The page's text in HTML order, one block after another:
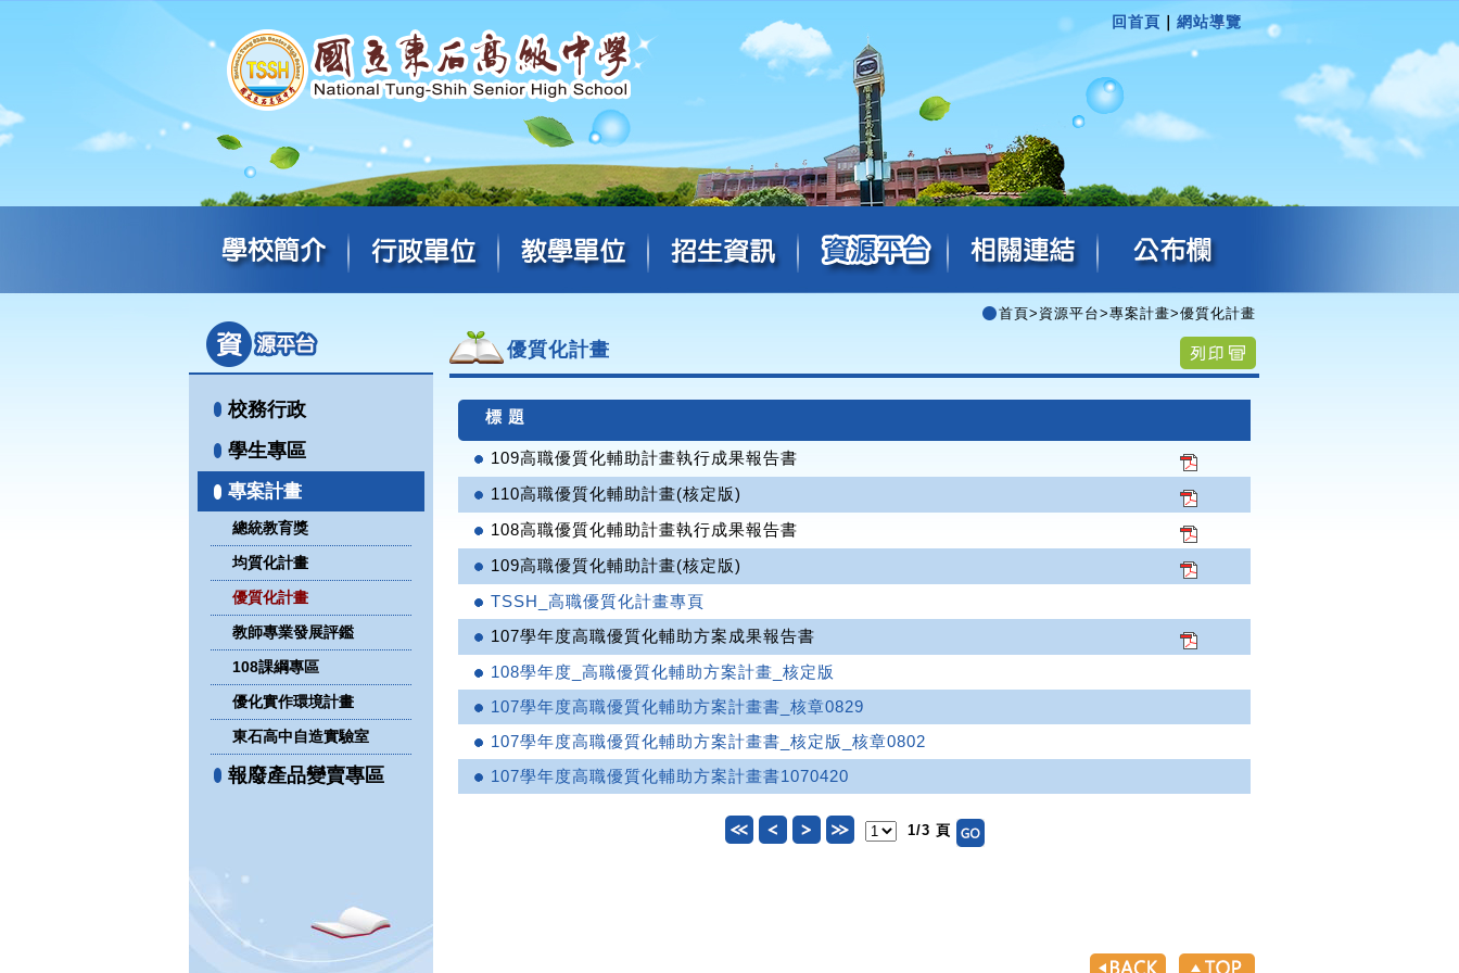
回首頁 網站導覽
校務行政
學生專區
專案計畫
總統教育獎
均質化計畫
優質化計畫
教師專業發展評鑑
108課綱專區
優化實作環境計畫
東石高中自造實驗室
報廢產品變賣專區
首頁> 資源平台>專案計畫>優質化計畫
優質化計畫
標 題
109高職優質化輔助計畫執行成果報告書
110高職優質化輔助計畫(核定版)
108高職優質化輔助計畫執行成果報告書
109高職優質化輔助計畫(核定版)
TSSH_高職優質化計畫專頁
107學年度高職優質化輔助方案成果報告書
108學年度_高職優質化輔助方案計畫_核定版
107學年度高職優質化輔助方案計畫書_核章0829
107學年度高職優質化輔助方案計畫書_核定版_核章0802
107學年度高職優質化輔助方案計畫書1070420
1/3 頁